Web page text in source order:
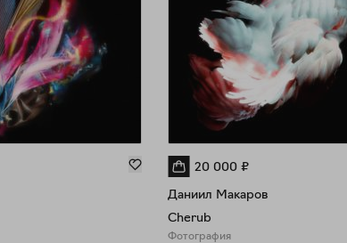
20 000 ₽
Даниил Макаров
Cherub
Фотография